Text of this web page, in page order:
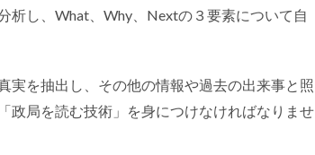
析し、What、Why、Nextの３要素について自
実を抽出し、その他の情報や過去の出来事と照
政局を読む技術」を身につけなければなりませ